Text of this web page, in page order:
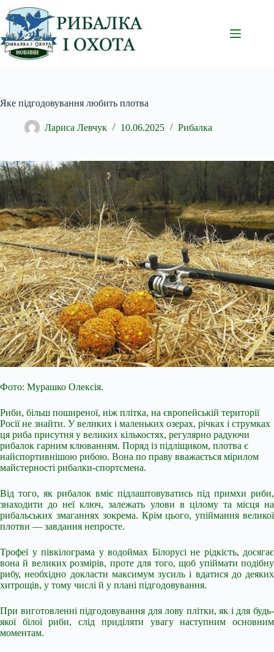
Перейти
до
вмісту
Яке підгодовування любить плотва
Лариса Левчук 10.06.2025 Рибалка
Фото: Мурашко Олексія.
Риби, більш поширеної, ніж плітка, на європейській території
Росії не знайти. У великих і маленьких озерах, річках і струмках
ця риба присутня у великих кількостях, регулярно радуючи
рибалок гарним клюванням. Поряд із підліщиком, плотва є
найспортивнішою рибою. Вона по праву вважається мірилом
майстерності рибалки-спортсмена.
Від того, як рибалок вміє підлаштовуватись під примхи риби,
знаходити до неї ключ, залежать улови в цілому та місця на
рибальських змаганнях зокрема. Крім цього, упіймання великої
плотви — завдання непросте.
Трофеї у півкілограма у водоймах Білорусі не рідкість, досягає
вона й великих розмірів, проте для того, щоб упіймати подібну
рибу, необхідно докласти максимум зусиль і вдатися до деяких
хитрощів, у тому числі й у плані підгодовування.
При виготовленні підгодовування для лову плітки, як і для будь-
якої білої риби, слід приділяти увагу наступним основним
моментам.